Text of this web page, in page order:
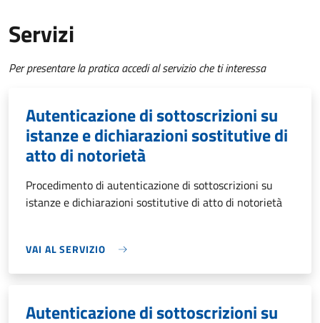
Servizi
Per presentare la pratica accedi al servizio che ti interessa
Autenticazione di sottoscrizioni su
istanze e dichiarazioni sostitutive di
atto di notorietà
Procedimento di autenticazione di sottoscrizioni su
istanze e dichiarazioni sostitutive di atto di notorietà
VAI AL SERVIZIO
Autenticazione di sottoscrizioni su